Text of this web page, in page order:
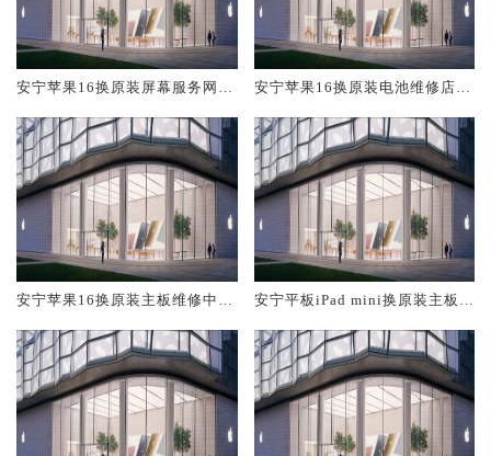
安宁苹果16换原装屏幕服务网点
安宁苹果16换原装电池维修店大
安宁苹果16换原装主板维修中心
安宁平板iPad mini换原装主板维